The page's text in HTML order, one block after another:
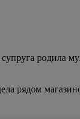
родила
рядом